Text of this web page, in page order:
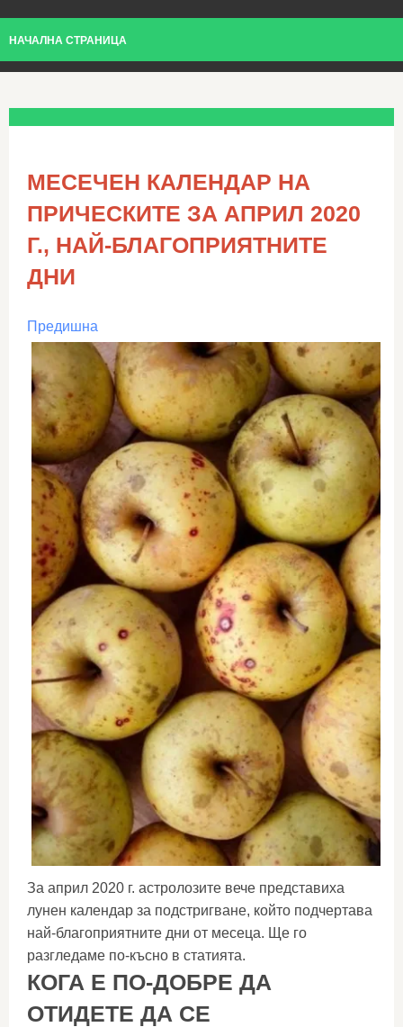
НАЧАЛНА СТРАНИЦА
МЕСЕЧЕН КАЛЕНДАР НА
ПРИЧЕСКИТЕ ЗА АПРИЛ 2020
Г., НАЙ-БЛАГОПРИЯТНИТЕ
ДНИ
Предишна
За април 2020 г. астролозите вече представиха
лунен календар за подстригване, който подчертава
най-благоприятните дни от месеца. Ще го
разгледаме по-късно в статията.
КОГА Е ПО-ДОБРЕ ДА
ОТИДЕТЕ ДА СЕ